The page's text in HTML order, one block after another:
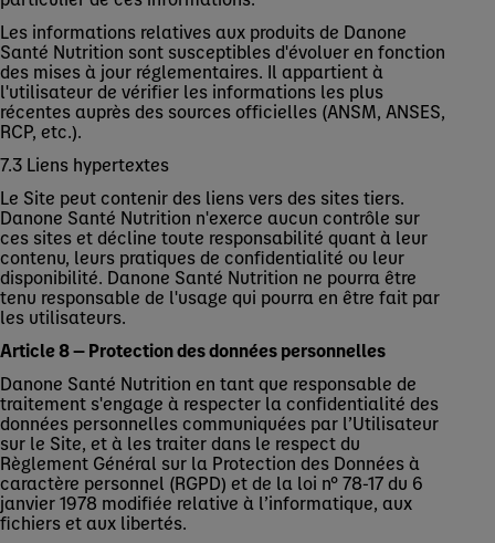
Les informations relatives aux produits de Danone
Santé Nutrition sont susceptibles d'évoluer en fonction
des mises à jour réglementaires. Il appartient à
l'utilisateur de vérifier les informations les plus
récentes auprès des sources officielles (ANSM, ANSES,
RCP, etc.).
7.3 Liens hypertextes
Le Site peut contenir des liens vers des sites tiers.
Danone Santé Nutrition n'exerce aucun contrôle sur
ces sites et décline toute responsabilité quant à leur
contenu, leurs pratiques de confidentialité ou leur
disponibilité. Danone Santé Nutrition ne pourra être
tenu responsable de l'usage qui pourra en être fait par
les utilisateurs.
Article 8 — Protection des données personnelles
Danone Santé Nutrition en tant que responsable de
traitement s'engage à respecter la confidentialité des
données personnelles communiquées par l’Utilisateur
sur le Site, et à les traiter dans le respect du
Règlement Général sur la Protection des Données à
caractère personnel (RGPD) et de la loi n° 78-17 du 6
janvier 1978 modifiée relative à l’informatique, aux
fichiers et aux libertés.